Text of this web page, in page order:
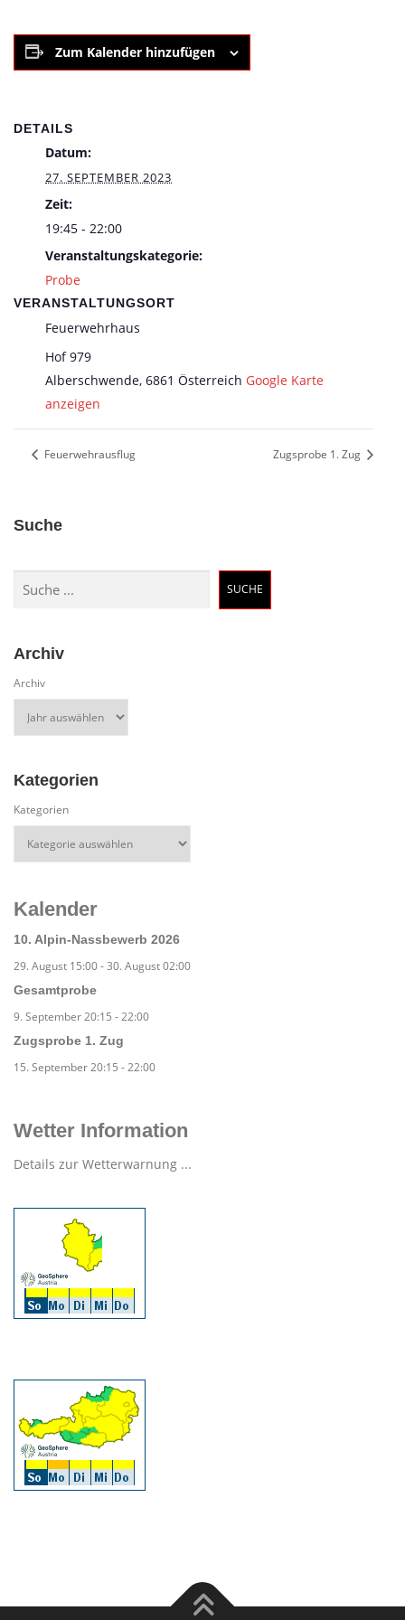
Zum Kalender hinzufügen
DETAILS
Datum:
27. SEPTEMBER 2023
Zeit:
19:45 - 22:00
Veranstaltungskategorie:
Probe
VERANSTALTUNGSORT
Feuerwehrhaus
Hof 979
Alberschwende, 6861 Österreich Google Karte
anzeigen
Feuerwehrausflug Zugsprobe 1. Zug
Suche
SUCHE
Archiv
Archiv
Kategorien
Kategorien
Kalender
10. Alpin-Nassbewerb 2026
29. August 15:00-30. August 02:00
Gesamtprobe
9. September 20:15 -22:00
Zugsprobe 1. Zug
15. September 20:15 -22:00
Wetter Information
Details zur Wetterwarnung ...